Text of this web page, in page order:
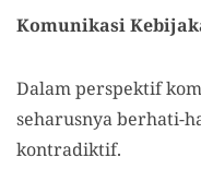
Komunikasi
Dalam perspektif
seharusnya berhati-
kontradiktif.